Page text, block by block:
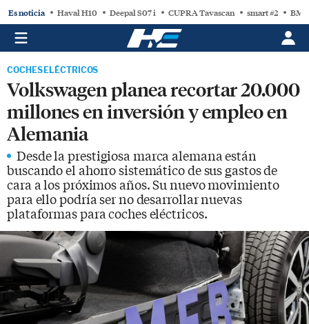
Es noticia Haval H10 Deepal S07 i CUPRA Tavascan smart #2
COCHES ELÉCTRICOS
Volkswagen planea recortar 20.000
millones en inversión y empleo en
Alemania
Desde la prestigiosa marca alemana están
buscando el ahorro sistemático de sus gastos de
cara a los próximos años. Su nuevo movimiento
para ello podría ser no desarrollar nuevas
plataformas para coches eléctricos.